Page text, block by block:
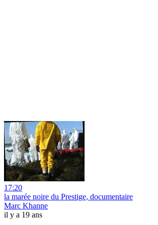
17:20
la marée noire du Prestige, documentaire
Marc Khanne
il y a 19 ans